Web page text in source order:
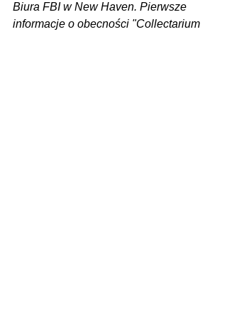
Biura FBI w New Haven. Pierwsze
informacje o obecności "Collectarium